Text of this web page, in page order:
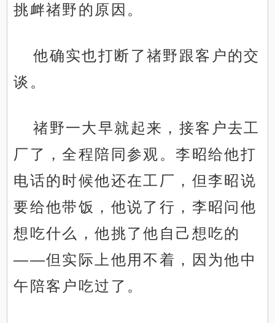
挑衅禇野的原因。
他确实也打断了禇野跟客户的交
谈。
禇野一大早就起来，接客户去工
厂了，全程陪同参观。李昭给他打
电话的时候他还在工厂，但李昭说
要给他带饭，他说了行，李昭问他
想吃什么，他挑了他自己想吃的
——但实际上他用不着，因为他中
午陪客户吃过了。